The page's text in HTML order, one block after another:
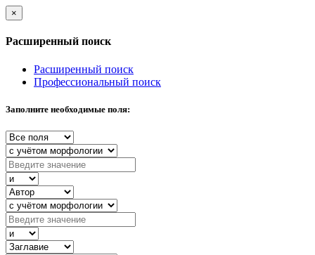
×
Расширенный поиск
Расширенный поиск
Профессиональный поиск
Заполните необходимые поля: